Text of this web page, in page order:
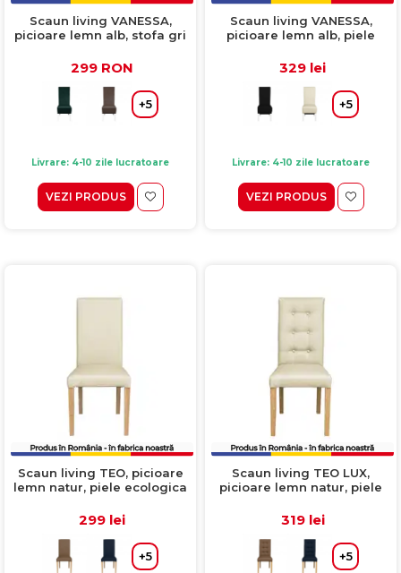
Scaun living VANESSA,
picioare lemn alb, stofa gri
299 RON
+5
Livrare: 4-10 zile lucratoare
VEZI PRODUS
Scaun living VANESSA,
picioare lemn alb, piele
47x60x110 cm
329 lei
+5
Livrare: 4-10 zile lucratoare
VEZI PRODUS
Scaun living TEO, picioare
lemn natur, piele ecologica
299 lei
+5
Scaun living TEO LUX,
picioare lemn natur, piele
cm
319 lei
+5